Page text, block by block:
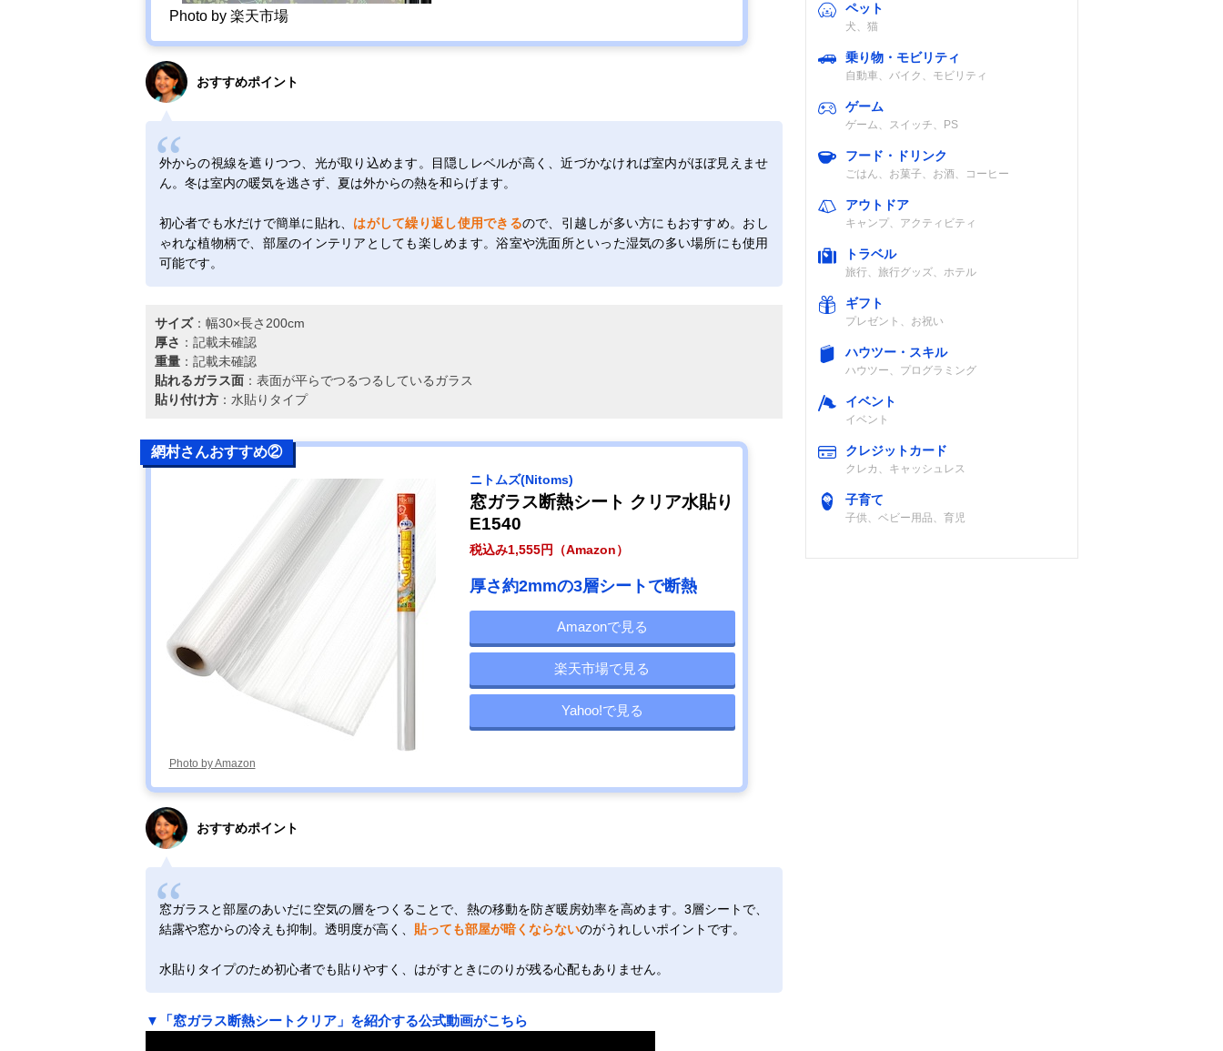
Photo by 楽天市場
おすすめポイント
外からの視線を遮りつつ、光が取り込めます。目隠しレベルが高く、近づかなければ室内がほぼ見えませ
ん。冬は室内の暖気を逃さず、夏は外からの熱を和らげます。
初心者でも水だけで簡単に貼れ、 はがして繰り返し使用できるので、引越しが多い方にもおすすめ。おし
ゃれな植物柄で、部屋のインテリアとしても楽しめます。浴室や洗面所といった湿気の多い場所にも使用
可能です。
サイズ：幅30×長さ200cm
厚さ ：記載未確認
重量：記載未確認
貼れるガラス面：表面が平らでつるつるしているガラス
貼り付け方：水貼りタイプ
網村さんおすすめ②
Photo by Amazon
ニトムズ(Nitoms)
窓ガラス断熱シート クリア水貼り
E1540
税込み1,555円（Amazon）
厚さ約2mmの3層シートで断熱
Amazonで見る
楽天市場で見る
Yahoo!で見る
おすすめポイント
窓ガラスと部屋のあいだに空気の層をつくることで、熱の移動を防ぎ暖房効率を高めます。3層シートで、
結露や窓からの冷えも抑制。透明度が高く、 貼っても部屋が暗くならないのがうれしいポイントです。
水貼りタイプのため初心者でも貼りやすく、はがすときにのりが残る心配もありません。
▼「窓ガラス断熱シートクリア」を紹介する公式動画がこちら
ペット
犬、猫
乗り物・モビリティ
自動車、バイク、モビリティ
ゲーム
ゲーム、スイッチ、PS
フード・ドリンク
ごはん、お菓子、お酒、コーヒー
アウトドア
キャンプ、アクティビティ
トラベル
旅行、旅行グッズ、ホテル
ギフト
プレゼント、お祝い
ハウツー・スキル
ハウツー、プログラミング
イベント
イベント
クレジットカード
クレカ、キャッシュレス
子育て
子供、ベビー用品、育児